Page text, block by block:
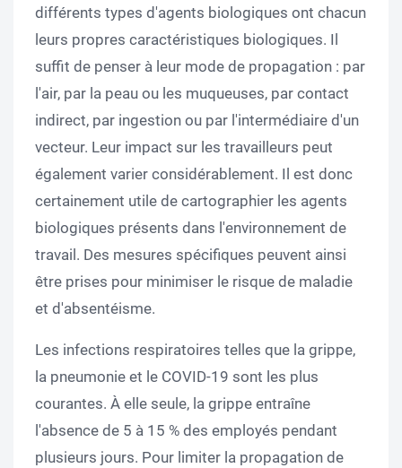
différents types d'agents biologiques ont chacun
leurs propres caractéristiques biologiques. Il
suffit de penser à leur mode de propagation : par
l'air, par la peau ou les muqueuses, par contact
indirect, par ingestion ou par l'intermédiaire d'un
vecteur. Leur impact sur les travailleurs peut
également varier considérablement. Il est donc
certainement utile de cartographier les agents
biologiques présents dans l'environnement de
travail. Des mesures spécifiques peuvent ainsi
être prises pour minimiser le risque de maladie
et d'absentéisme.
Les infections respiratoires telles que la grippe,
la pneumonie et le COVID-19 sont les plus
courantes. À elle seule, la grippe entraîne
l'absence de 5 à 15 % des employés pendant
plusieurs jours. Pour limiter la propagation de